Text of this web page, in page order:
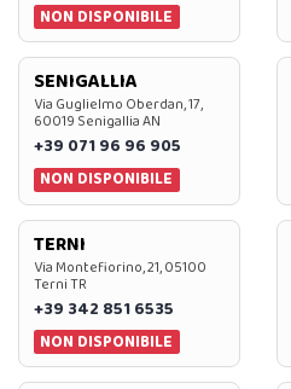
NON DISPONIBILE
SENIGALLIA
Via Guglielmo Oberdan, 17,
60019 Senigallia AN
+39 071 96 96 905
NON DISPONIBILE
TERNI
Via Montefiorino, 21, 05100
Terni TR
+39 342 851 6535
NON DISPONIBILE